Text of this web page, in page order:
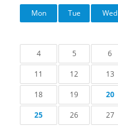
Mon Tue Wed
4
5 6
11
12 13
18
19 20
25
26 27